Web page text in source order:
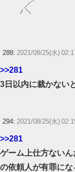
288: 2021/08/25(水)
>>281
3日以内に裁かない
294: 2021/08/25(水)
>>281
ゲーム上仕方ない
の依頼人が有罪にな